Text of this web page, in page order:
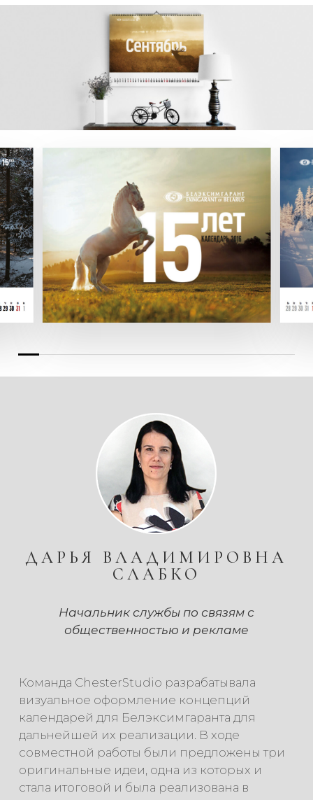
ДАРЬЯ ВЛАДИМИРОВНА
СЛАБКО
Начальник службы по связям с
общественностью и рекламе
Команда ChesterStudio разрабатывала
визуальное оформление концепций
календарей для Белэксимгаранта для
дальнейшей их реализации. В ходе
совместной работы были предложены три
оригинальные идеи, одна из которых и
стала итоговой и была реализована в